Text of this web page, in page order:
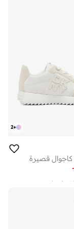
+
2
كاجوال قصيرة
-